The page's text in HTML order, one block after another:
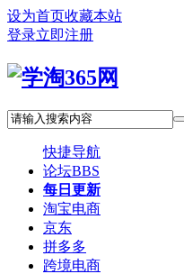
设为首页收藏本站
登录立即注册
快捷导航
论坛BBS
每日更新
淘宝电商
京东
拼多多
跨境电商